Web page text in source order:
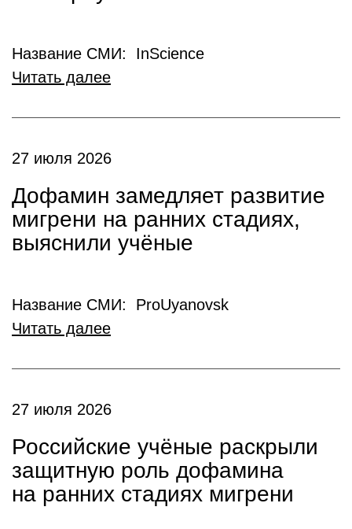
Название СМИ: InScience
Читать далее
27 июля 2026
Дофамин замедляет развитие
мигрени на ранних стадиях,
выяснили учёные
Название СМИ: ProUyanovsk
Читать далее
27 июля 2026
Российские учёные раскрыли
защитную роль дофамина
на ранних стадиях мигрени